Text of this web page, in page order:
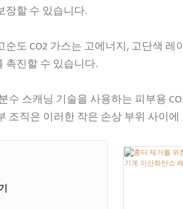
장할 수 있습니다.
순도 CO2 가스는 고에너지, 고단색
촉진할 수 있습니다.
수 스캐닝 기술을 사용하는 피부용
조직은 이러한 작은 손상 부위 사이